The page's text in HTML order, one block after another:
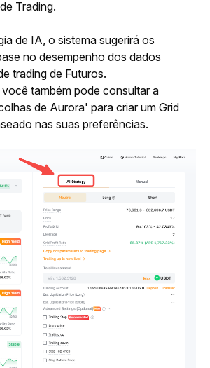
Trading.
de IA, o sistema sugerirá os
no desempenho dos dados
trading de Futuros.
também pode consultar a
de Aurora' para criar um Grid
nas suas preferências.